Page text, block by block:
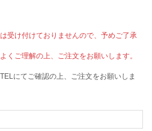
受け付けておりませんので、予めご了承
くご理解の上、ご注文をお願いします。
にてご確認の上、ご注文をお願いしま